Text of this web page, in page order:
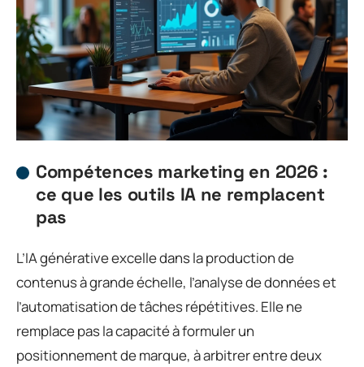
Compétences marketing en 2026 :
ce que les outils IA ne remplacent
pas
L’IA générative excelle dans la production de
contenus à grande échelle, l’analyse de données et
l’automatisation de tâches répétitives. Elle ne
remplace pas la capacité à formuler un
positionnement de marque, à arbitrer entre deux